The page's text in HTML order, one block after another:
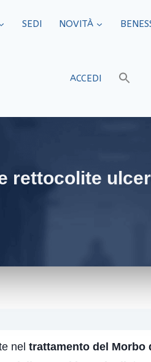
SEDI​ NOVITÀ
ACCEDI
rettocolite
nel trattamento del Morbo